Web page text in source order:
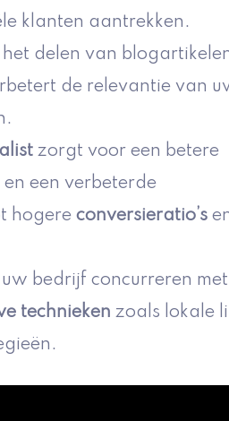
klanten aantrekken.
delen van blogartikelen
de relevantie van
zorgt voor een betere
een verbeterde
hogere conversieratio’s
bedrijf concurreren
technieken zoals lokale